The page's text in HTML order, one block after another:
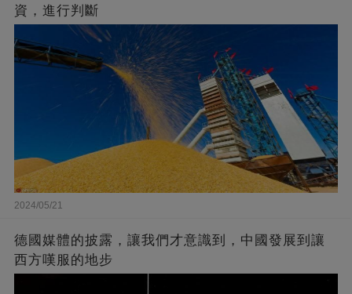
資，進行判斷
2024/05/21
德國媒體的披露，讓我們才意識到，中國發展到讓
西方嘆服的地步